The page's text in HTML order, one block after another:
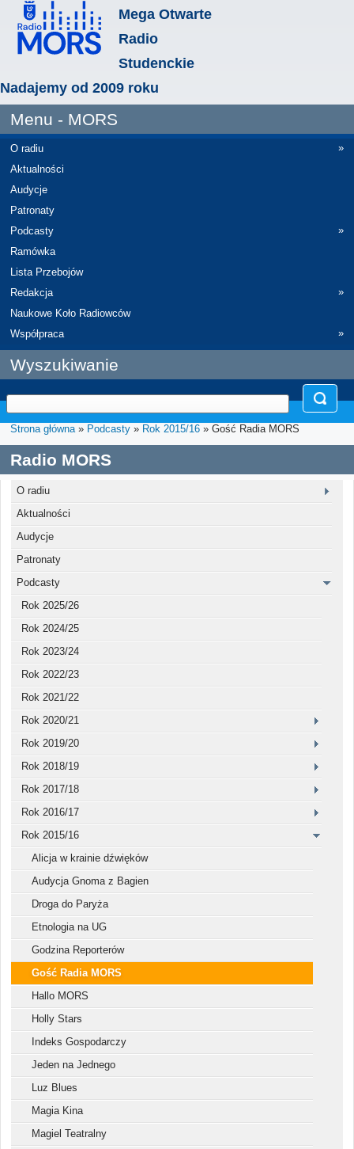
Mega Otwarte
Radio
Studenckie
Nadajemy od 2009 roku
Menu - MORS
O radiu
»
Aktualności
Audycje
Patronaty
Podcasty
»
Ramówka
Lista Przebojów
Redakcja
»
Naukowe Koło Radiowców
Współpraca
»
Wyszukiwanie
Strona główna» Podcasty » Rok 2015/16 » Gość Radia MORS
Radio MORS
O radiu
Aktualności
Audycje
Patronaty
Podcasty
Rok 2025/26
Rok 2024/25
Rok 2023/24
Rok 2022/23
Rok 2021/22
Rok 2020/21
Rok 2019/20
Rok 2018/19
Rok 2017/18
Rok 2016/17
Rok 2015/16
Alicja w krainie dźwięków
Audycja Gnoma z Bagien
Droga do Paryża
Etnologia na UG
Godzina Reporterów
Gość Radia MORS
Hallo MORS
Holly Stars
Indeks Gospodarczy
Jeden na Jednego
Luz Blues
Magia Kina
Magiel Teatralny